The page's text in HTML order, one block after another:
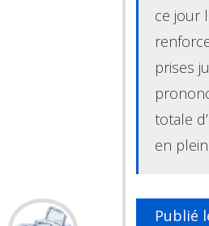
ce jour
prises
totale
en plein
Publié